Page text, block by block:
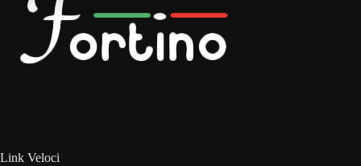
essere
scelte
nella
pagina
del
Link Veloci